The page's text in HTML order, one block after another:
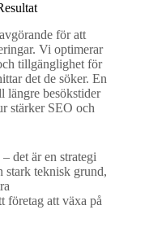
för att
Vi optimerar
tillgänglighet för
det de söker. En
längre besökstider
stärker SEO och
det är en strategi
stark teknisk grund,
företag att växa på